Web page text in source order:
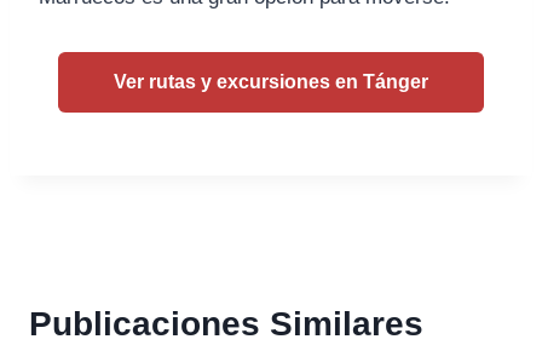
Ver rutas y excursiones en Tánger
Publicaciones Similares